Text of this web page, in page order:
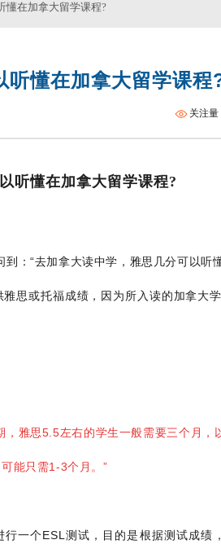
懂在加拿大留学课程?
听懂在加拿大留学课程
关注量
听懂在加拿大留学课程?
到：“去加拿大读中学，雅思几分可以听
思或托福成绩，因为所入读的加拿大
，雅思5.5左右的学生一般需要三个月，
能只需1-3个月。”
一个ESL测试，目的是根据测试成绩
程班 雅思